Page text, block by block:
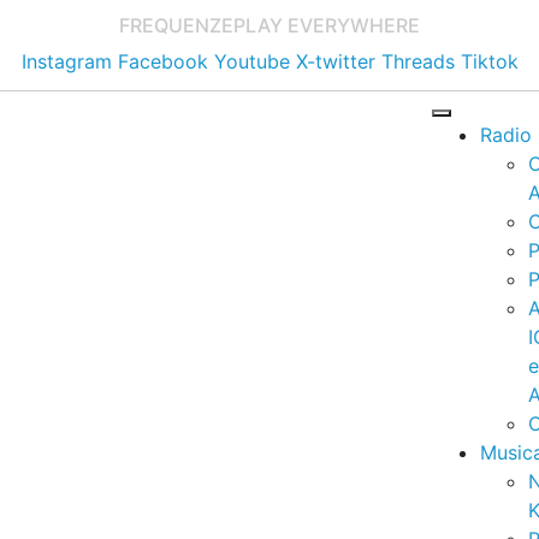
FREQUENZEPLAY EVERYWHERE
Instagram Facebook Youtube X-twitter Threads Tiktok
Radio
e